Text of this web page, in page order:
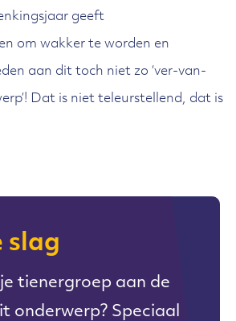
geeft
om wakker te worden en
aan dit toch niet zo ‘ver-van-
Dat is niet teleurstellend, dat is
slag
tienergroep aan de
onderwerp? Speciaal